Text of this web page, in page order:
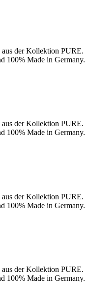
der Kollektion PURE.
100% Made in Germany.
der Kollektion PURE.
100% Made in Germany.
der Kollektion PURE.
100% Made in Germany.
der Kollektion PURE.
100% Made in Germany.